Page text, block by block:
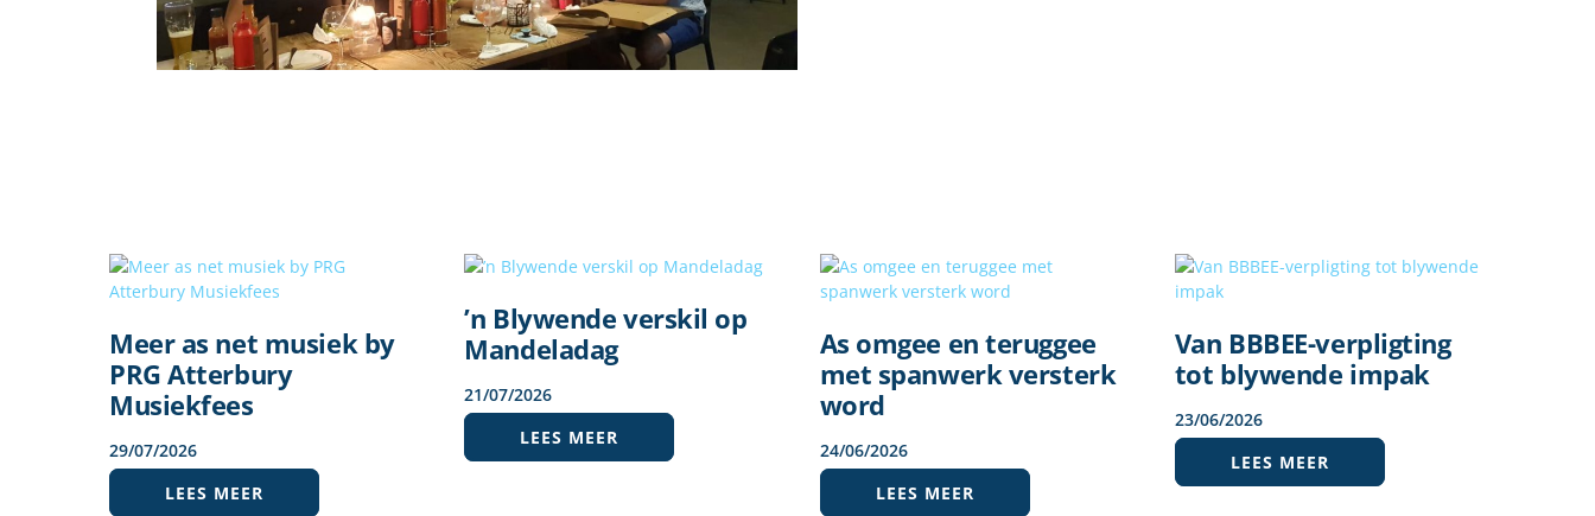
Meer as net musiek by
PRG Atterbury
Musiekfees
29/07/2026
LEES MEER
’n Blywende verskil op
Mandeladag
21/07/2026
LEES MEER
As omgee en teruggee
met spanwerk versterk
word
24/06/2026
LEES MEER
Van BBBEE-verpligting
tot blywende impak
23/06/2026
LEES MEER